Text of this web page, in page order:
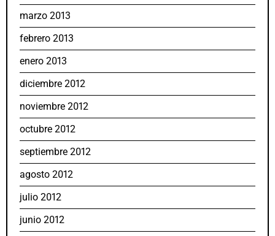
marzo 2013
febrero 2013
enero 2013
diciembre 2012
noviembre 2012
octubre 2012
septiembre 2012
agosto 2012
julio 2012
junio 2012